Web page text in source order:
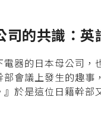
司的共識：英
電器的日本母公司，
部會議上發生的趣事
』於是這位日籍幹部